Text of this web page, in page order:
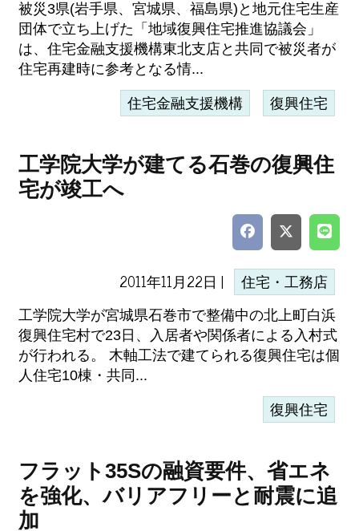
被災3県(岩手県、宮城県、福島県)と地元住宅生産
団体で立ち上げた「地域復興住宅推進協議会」
は、住宅金融支援機構東北支店と共同で被災者が
住宅再建時に参考となる情...
住宅金融支援機構 復興住宅
工学院大学が建てる石巻の復興住
宅が竣工へ
2011年11月22日 | 住宅・工務店
工学院大学が宮城県石巻市で整備中の北上町白浜
復興住宅村で23日、入居者や関係者による入村式
が行われる。 木軸工法で建てられる復興住宅は個
人住宅10棟・共同...
復興住宅
フラット35Sの融資要件、省エネ
を強化、バリアフリーと耐震に追
加